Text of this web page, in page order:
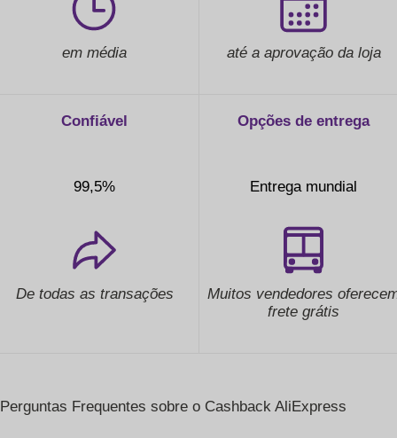
em média até a aprovação da loja
Confiável
99,5%
De todas as transações
Opções de entrega
Entrega mundial
Muitos vendedores
frete grátis
Perguntas Frequentes sobre o Cashback AliExpress